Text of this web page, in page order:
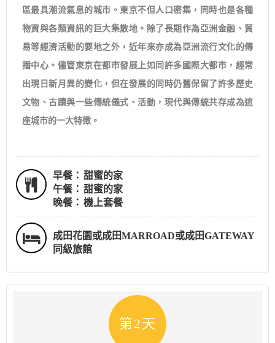
區最具潮流氣息的城市。東京不但人口密集，同時也是各種
物資與各類資訊的巨大集散地。除了長期作為亞洲金融、貿
易等經濟活動的要地之外，近年來亦成為亞洲流行文化的傳
播中心。儘管東京在都市發展上如同許多國際大都市，經常
出現日新月異的變化，但在發展的同時仍舊保留了許多歷史
文物、古蹟與一些傳統儀式、活動，現代與傳統共存成為這
座城市的一大特徵。
早餐： 甜蜜的家
午餐： 甜蜜的家
晚餐： 機上套餐
成田花園或成田MARROAD或成田GATEWAY
同級旅館
第2天